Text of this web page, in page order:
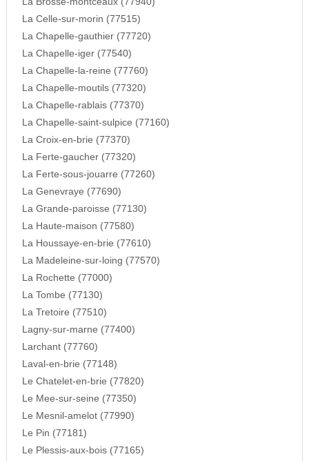
La Celle-sur-morin (77515)
La Chapelle-gauthier (77720)
La Chapelle-iger (77540)
La Chapelle-la-reine (77760)
La Chapelle-moutils (77320)
La Chapelle-rablais (77370)
La Chapelle-saint-sulpice (77160)
La Croix-en-brie (77370)
La Ferte-gaucher (77320)
La Ferte-sous-jouarre (77260)
La Genevraye (77690)
La Grande-paroisse (77130)
La Haute-maison (77580)
La Houssaye-en-brie (77610)
La Madeleine-sur-loing (77570)
La Rochette (77000)
La Tombe (77130)
La Tretoire (77510)
Lagny-sur-marne (77400)
Larchant (77760)
Laval-en-brie (77148)
Le Chatelet-en-brie (77820)
Le Mee-sur-seine (77350)
Le Mesnil-amelot (77990)
Le Pin (77181)
Le Plessis-aux-bois (77165)